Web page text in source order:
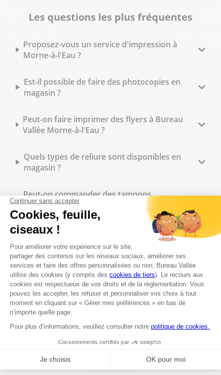
Les questions les plus fréquentes
Proposez-vous un service d'impression à
Morne-à-l'Eau ?
Est-il possible de faire des photocopies en
magasin ?
Peut-on faire imprimer des flyers à Bureau
Vallée Morne-à-l'Eau ?
Quels types de reliure sont disponibles en
magasin ?
Peut-on commander des tampons
personnalisés sur place ?
Quelles fournitures de bureau trouve-t-on en
magasin ?
Bureau Vallée Morne-à-l'Eau propose-t-il des
tarifs spécifiques pour les professionnels ?
Quels sont les horaires d'ouverture du
magasin Bureau Vallée à Morne-à-l'Eau ?
Est-il possible de commander en ligne et de
retirer sa commande en magasin à Morne-à-